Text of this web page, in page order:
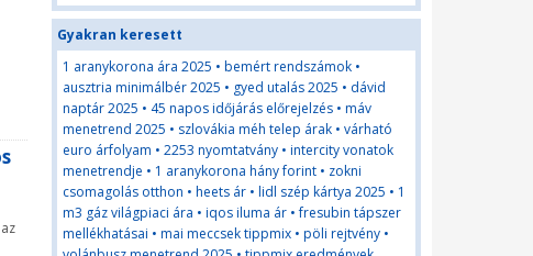
Gyakran keresett
1 aranykorona ára 2025 • bemért rendszámok •
ausztria minimálbér 2025 • gyed utalás 2025 • dávid
naptár 2025 • 45 napos időjárás előrejelzés • máv
menetrend 2025 • szlovákia méh telep árak • várható
euro árfolyam • 2253 nyomtatvány • intercity vonatok
menetrendje • 1 aranykorona hány forint • zokni
csomagolás otthon • heets ár • lidl szép kártya 2025 • 1
m3 gáz világpiaci ára • iqos iluma ár •fresubin tápszer
mellékhatásai • mai meccsek tippmix • pöli rejtvény •